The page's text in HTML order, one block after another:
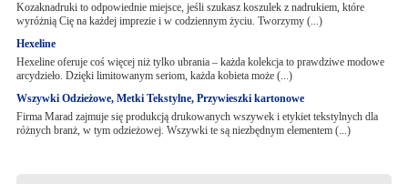
Kozaknadruki to odpowiednie miejsce, jeśli szukasz koszulek z nadrukiem, które
wyróżnią Cię na każdej imprezie i w codziennym życiu. Tworzymy (...)
Hexeline
Hexeline oferuje coś więcej niż tylko ubrania – każda kolekcja to prawdziwe modowe
arcydzieło. Dzięki limitowanym seriom, każda kobieta może (...)
Wszywki Odzieżowe, Metki Tekstylne, Przywieszki kartonowe
Firma Marad zajmuje się produkcją drukowanych wszywek i etykiet tekstylnych dla
różnych branż, w tym odzieżowej. Wszywki te są niezbędnym elementem (...)